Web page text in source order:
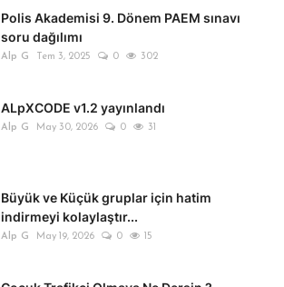
Polis Akademisi 9. Dönem PAEM sınavı
soru dağılımı
Alp G Tem 3, 2025 0 302
ALpXCODE v1.2 yayınlandı
Alp G May 30, 2026 0 31
Büyük ve Küçük gruplar için hatim
indirmeyi kolaylaştır...
Alp G May 19, 2026 0 15